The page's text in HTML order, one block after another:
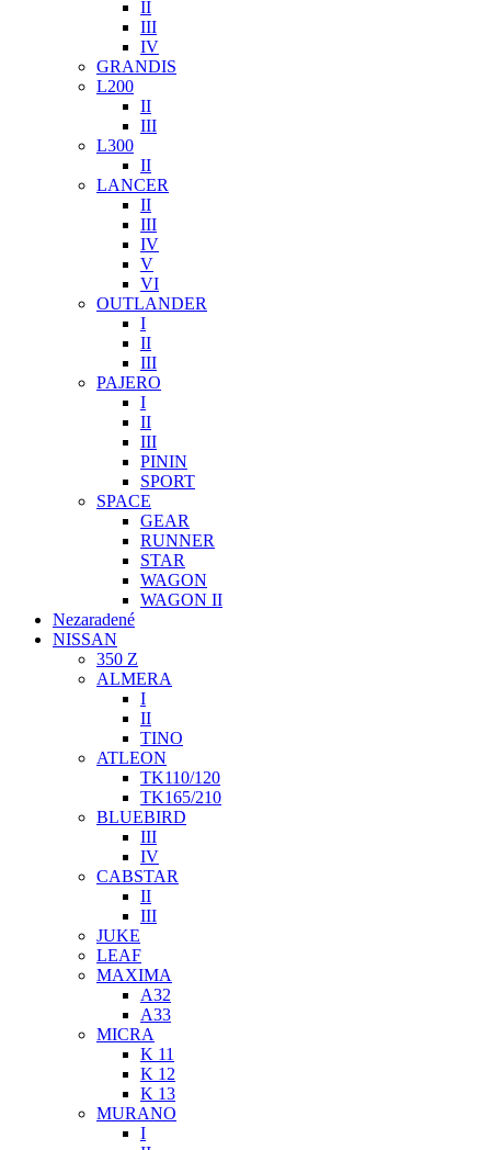
II
III
IV
GRANDIS
L200
II
III
L300
II
LANCER
II
III
IV
V
VI
OUTLANDER
I
II
III
PAJERO
I
II
III
PININ
SPORT
SPACE
GEAR
RUNNER
STAR
WAGON
WAGON II
Nezaradené
NISSAN
350 Z
ALMERA
I
II
TINO
ATLEON
TK110/120
TK165/210
BLUEBIRD
III
IV
CABSTAR
II
III
JUKE
LEAF
MAXIMA
A32
A33
MICRA
K 11
K 12
K 13
MURANO
I